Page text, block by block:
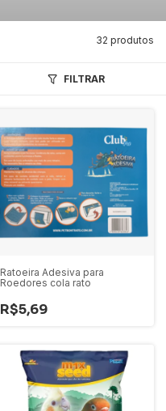
32 produtos
FILTRAR
Ratoeira Adesiva para
Roedores cola rato
R$5,69